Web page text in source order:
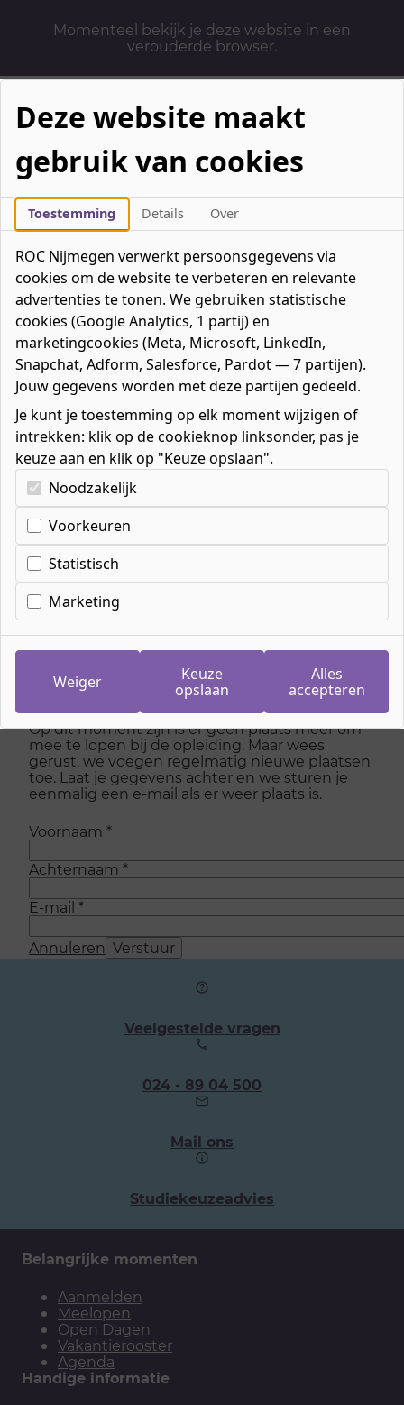
Momenteel bekijk je deze website in een
verouderde browser.
Mbo-opleidingen
Werken & Leren
Mavo / havo / vwo
Contact
Over ons
Bedrijven
Favorieten0favorieten
Mijn ROC
Zoeken
Inschrijven wachtlijst
meeloopdag
Gespecialiseerd
pedagogisch
medewerker
Op dit moment zijn is er geen plaats meer om
mee te lopen bij de opleiding. Maar wees
gerust, we voegen regelmatig nieuwe plaatsen
toe. Laat je gegevens achter en we sturen je
eenmalig een e-mail als er weer plaats is.
Voornaam *
Achternaam *
E-mail *
Annuleren Verstuur
Veelgestelde vragen
Ons
telefoonnummer:
024 - 89 04 500
Mail ons
Studiekeuzeadvies
Belangrijke momenten
Aanmelden
Meelopen
Open Dagen
Vakantierooster
Agenda
Handige informatie
Deze website maakt
gebruik van cookies
Toestemming Details Over
ROC Nijmegen verwerkt persoonsgegevens via
cookies om de website te verbeteren en relevante
advertenties te tonen. We gebruiken statistische
cookies (Google Analytics, 1 partij) en
marketingcookies (Meta, Microsoft, LinkedIn,
Snapchat, Adform, Salesforce, Pardot — 7 partijen).
Jouw gegevens worden met deze partijen gedeeld.
Je kunt je toestemming op elk moment wijzigen of
intrekken: klik op de cookieknop linksonder, pas je
keuze aan en klik op "Keuze opslaan".
Kies uw cookie-voorkeuren
Noodzakelijk
Voorkeuren
Statistisch
Marketing
Weiger
Keuze
opslaan
Alles
accepteren